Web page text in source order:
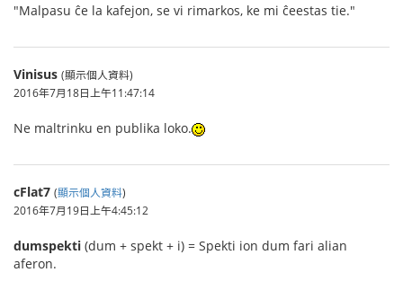
"Malpasu ĉe la kafejon, se vi rimarkos, ke mi ĉeestas tie."
Vinisus (顯示個人資料)
2016年7月18日上午11:47:14
Ne maltrinku en publika loko.
cFlat7 (顯示個人資料)
2016年7月19日上午4:45:12
dumspekti (dum + spekt + i) = Spekti ion dum fari alian
aferon.